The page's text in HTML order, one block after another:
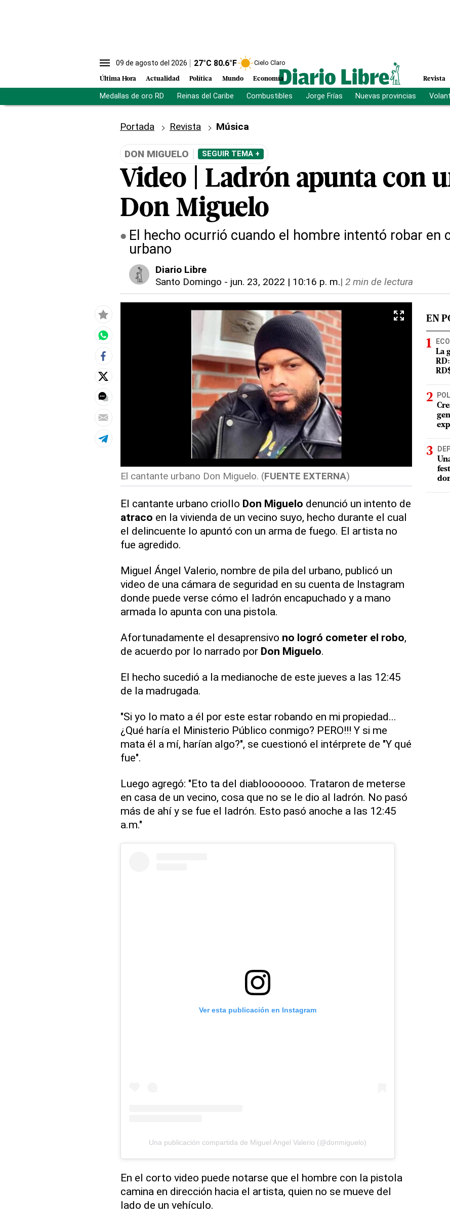
09 de agosto del 2026 27°C 80.6°F Cielo Claro
Última Hora Actualidad Política Mundo Economía Revista
Medallas de oro RD Reinas del Caribe Combustibles Jorge Frías Nuevas provincias
Portada Revista Música
DON MIGUELO SEGUIR TEMA +
Video | Ladrón apunta con
Don Miguelo
El hecho ocurrió cuando el hombre intentó robar en
urbano
Diario Libre
Santo Domingo - jun. 23, 2022 | 10:16 p. m.| 2 min de lectura
El cantante urbano Don Miguelo. (FUENTE EXTERNA)
El cantante urbano criollo Don Miguelo denunció un intento de
atraco en la vivienda de un vecino suyo, hecho durante el cual
el delincuente lo apuntó con un arma de fuego. El artista no
fue agredido.
Miguel Ángel Valerio, nombre de pila del urbano, publicó un
video de una cámara de seguridad en su cuenta de Instagram
donde puede verse cómo el ladrón encapuchado y a mano
armada lo apunta con una pistola.
Afortunadamente el desaprensivo no logró cometer el robo,
de acuerdo por lo narrado por Don Miguelo.
El hecho sucedió a la medianoche de este jueves a las 12:45
de la madrugada.
"Si yo lo mato a él por este estar robando en mi propiedad...
¿Qué haría el Ministerio Público conmigo? PERO!!! Y si me
mata él a mí, harían algo?", se cuestionó el intérprete de "Y qué
fue".
Luego agregó: "Eto ta del diablooooooo. Trataron de meterse
en casa de un vecino, cosa que no se le dio al ladrón. No pasó
más de ahí y se fue el ladrón. Esto pasó anoche a las 12:45
a.m."
Ver esta publicación en Instagram
Una publicación compartida de Miguel Angel Valerio (@donmiguelo)
En el corto video puede notarse que el hombre con la pistola
camina en dirección hacia el artista, quien no se mueve del
lado de un vehículo.
EN
La